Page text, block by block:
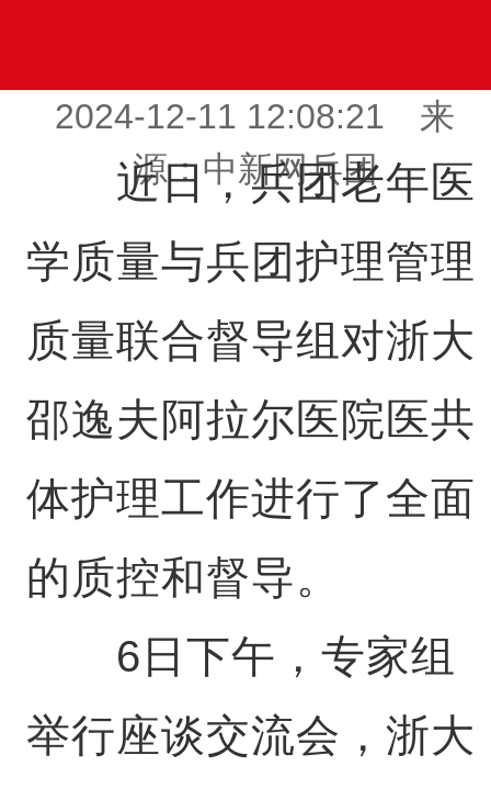
2024-12-11 12:08:21 来
源：中新网兵团
近日，兵团老年医
学质量与兵团护理管理
质量联合督导组对浙大
邵逸夫阿拉尔医院医共
体护理工作进行了全面
的质控和督导。
6日下午，专家组
举行座谈交流会，浙大